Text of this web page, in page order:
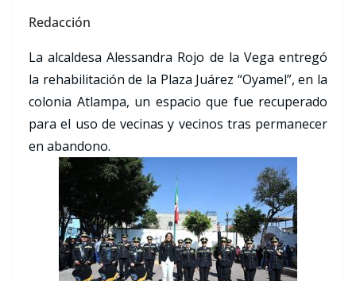
Redacción
La alcaldesa Alessandra Rojo de la Vega entregó
la rehabilitación de la Plaza Juárez “Oyamel”, en la
colonia Atlampa, un espacio que fue recuperado
para el uso de vecinas y vecinos tras permanecer
en abandono.